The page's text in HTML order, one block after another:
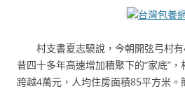
台灣包養
村支書夏志驍說，今朝開弦弓村
昔四十多年高速增加積聚下的“家底”
跨越4萬元，人均住房面積85平方米